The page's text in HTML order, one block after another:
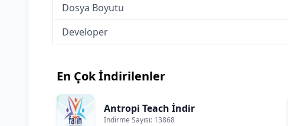
Dosya Boyutu
Developer
En Çok İndirilenler
Antropi Teach İndir
İndirme Sayısı: 13868